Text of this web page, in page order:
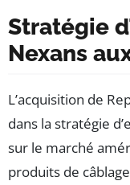
Stratégie
Nexans
L’acquisition de
dans la stratégie
sur le marché
produits de